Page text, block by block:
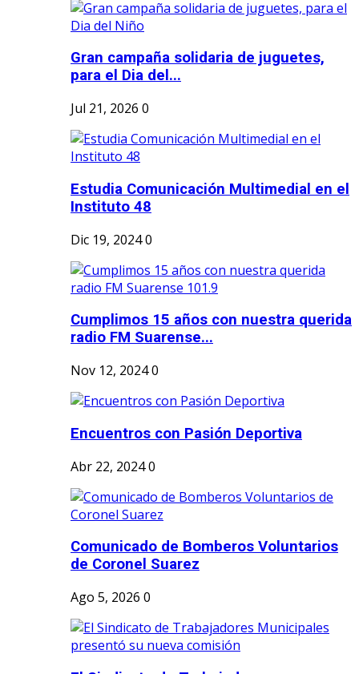
Gran campaña solidaria de juguetes,
para el Dia del...
Jul 21, 2026 0
Estudia Comunicación Multimedial en el
Instituto 48
Dic 19, 20240
Cumplimos 15 años con nuestra querida
radio FM Suarense...
Nov 12, 20240
Encuentros con Pasión Deportiva
Abr 22, 20240
Comunicado de Bomberos Voluntarios
de Coronel Suarez
Ago 5, 2026 0